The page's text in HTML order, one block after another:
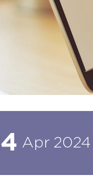
Apr 2024